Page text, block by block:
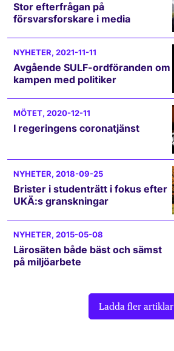
Stor efterfrågan på
försvarsforskare i media
NYHETER, 2021-11-11
Avgående SULF-ordföranden om
kampen med politiker
MÖTET, 2020-12-11
I regeringens coronatjänst
NYHETER, 2018-09-25
Brister i studenträtt i fokus efter
UKÄ:s granskningar
NYHETER, 2015-05-08
Lärosäten både bäst och sämst
på miljöarbete
Ladda fler artiklar